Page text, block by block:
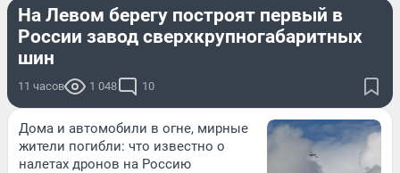
На Левом берегу построят первый в
России завод сверхкрупногабаритных
шин
11 часов 1 048 10
Дома и автомобили в огне, мирные
жители погибли: что известно о
налетах дронов на Россию